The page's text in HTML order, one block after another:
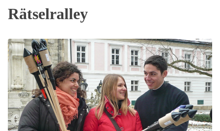
Rätselralley